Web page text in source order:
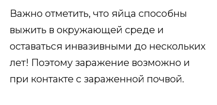
Важно отметить, что яйца способны
выжить в окружающей среде и
оставаться инвазивными до нескольких
лет! Поэтому заражение возможно и
при контакте с зараженной почвой.